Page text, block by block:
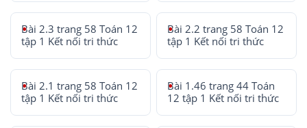
Bài 2.3 trang 58 Toán 12
tập 1 Kết nối tri thức
Bài 2.2 trang 58 Toán 12
tập 1 Kết nối tri thức
Bài 2.1 trang 58 Toán 12
tập 1 Kết nối tri thức
Bài 1.46 trang 44 Toán
12 tập 1 Kết nối tri thức